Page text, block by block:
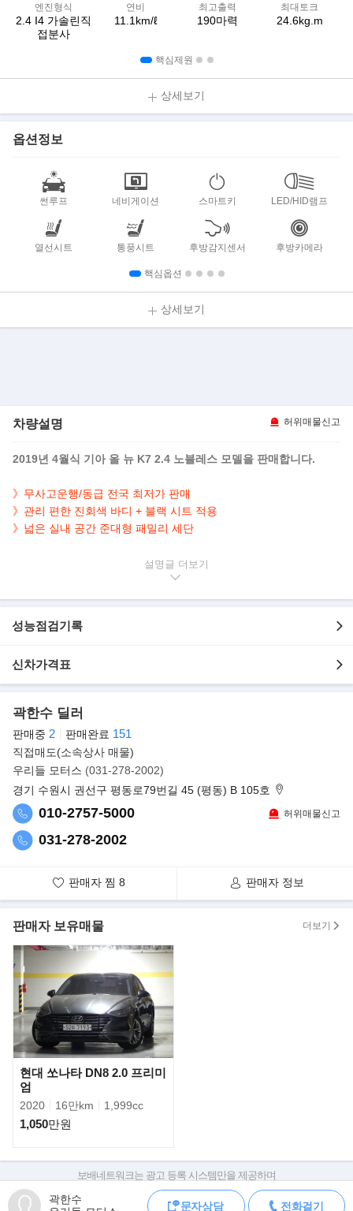
엔진형식
2.4 I4 가솔린직
접분사
연비
11.1km/ℓ
최고출력
190마력
최대토크
24.6kg.m
핵심제원
상세보기
옵션정보
썬루프 네비게이션 스마트키 LED/HID램프
열선시트 통풍시트 후방감지센서 후방카메라
핵심옵션
상세보기
차량설명 허위매물신고
2019년 4월식 기아 올 뉴 K7 2.4 노블레스 모델을 판매합니다.
》무사고운행/동급 전국 최저가 판매
》관리 편한 진회색 바디 + 블랙 시트 적용
》 넓은 실내 공간 준대형 패밀리 세단
- 무사고운행
- 연식대비 짧은주행
- 깔끔하게 관리된 실내/외
- 넓고 안락한 준대형 패밀리 세단
▶7년만에 풀체인지 모델로 선보이는 '올 뉴 K7'
기아차가 7년 만에 풀 모델 체인지된 올 뉴 K7을 공개했다. 올 뉴 K7
은 한 차원 높은 격과 상품성을 갖춘
프리미엄 세단을 목표로 준대형 세단 고객들이 가장 중시하는 속성
인 고급스러움 구현에 개발의 초점이
맞춰졌다.
3.3 가솔린 모델은 최고출력 290마력(ps), 최대토크 35.0kg·m의 엔
진성능을 구현했으며, 공동고시 신연비 기준
복합연비 10.0km/ℓ(18인치 타이어. 구연비 기준 시 10.4km/ℓ)로 이
전 모델의 3.0 가솔린과 동등한 수준의 연비
를 구현했다.
2.2 디젤 모델은 최고출력 202마력(ps), 최대토크 45.0kg·m, 복합
설명글
성능점검기록
신차가격표
곽한수 딜러
판매중 2 판매완료 151
직접매도(소속상사 매물)
우리들 모터스 (031-278-2002)
경기 수원시 권선구 평동로79번길 45 (평동) B 105호
010-2757-5000
031-278-2002
허위매물신고
판매자 찜 8 판매자 정보
판매자 보유매물 더보기
현대 쏘나타 DN8 2.0 프리미
엄
2020 16만km 1,999cc
1,050만원
곽한수
문자상담 전화걸기
보배네트워크는 광고 등록 시스템만을 제공하며
판매자가 직접 등록한 내용에 대한 모든 책임은 판매자에게 있습니다.
차량 구매 시 차량등록증, 성능점검기록부, 실제 차량 상태,